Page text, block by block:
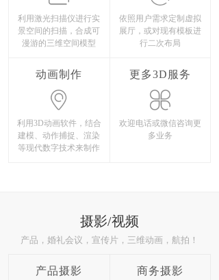
利用激光扫描仪进行实
景空间的扫描，合成可
漫游的三维空间模型
依照用户需求定制虚拟
展厅，或对现有模板进
行二次布局
动画制作
利用3D动画软件，结合
建模、动作捕捉、渲染
等现代数字技术来制作
更多3D服务
欢迎电话或微信咨询更
多业务
摄影/视频
产品，婚礼会议，宣传片，三维动画，航拍！
产品摄影 商务摄影